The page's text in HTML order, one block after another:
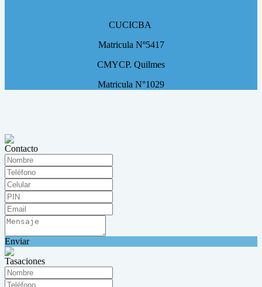
CUCICBA
Matricula Nº5417
CMYCP. Quilmes
Matricula N°1029
Contacto
Enviar
Tasaciones